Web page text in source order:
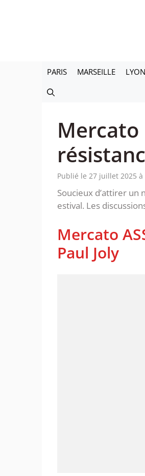
PARIS MARSEILLE LYON
Mercato
Publié le 27 juillet 2025 à
Soucieux d’attirer un
estival. Les
Mercato
Paul Joly